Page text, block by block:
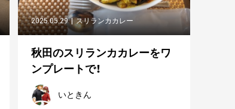
2025.05.29 スリランカカレー
秋田のスリランカカレーをワ
ンプレートで！
いときん